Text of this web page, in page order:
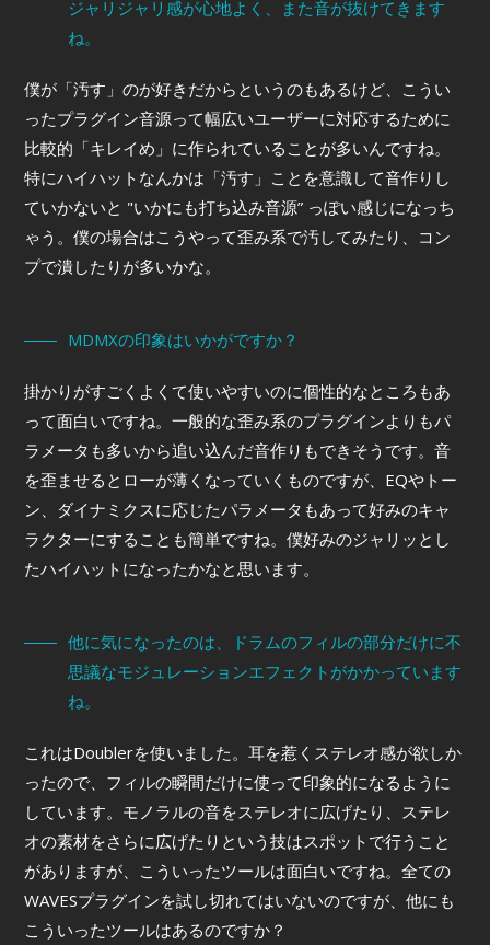
ジャリジャリ感が心地よく、また音が抜けてきます
ね。
僕が「汚す」のが好きだからというのもあるけど、こうい
ったプラグイン音源って幅広いユーザーに対応するために
比較的「キレイめ」に作られていることが多いんですね。
特にハイハットなんかは「汚す」ことを意識して音作りし
ていかないと "いかにも打ち込み音源” っぽい感じになっち
ゃう。僕の場合はこうやって歪み系で汚してみたり、コン
プで潰したりが多いかな。
MDMXの印象はいかがですか？
掛かりがすごくよくて使いやすいのに個性的なところもあ
って面白いですね。一般的な歪み系のプラグインよりもパ
ラメータも多いから追い込んだ音作りもできそうです。音
を歪ませるとローが薄くなっていくものですが、EQやトー
ン、ダイナミクスに応じたパラメータもあって好みのキャ
ラクターにすることも簡単ですね。僕好みのジャリッとし
たハイハットになったかなと思います。
他に気になったのは、ドラムのフィルの部分だけに不
思議なモジュレーションエフェクトがかかっています
ね。
これはDoublerを使いました。耳を惹くステレオ感が欲しか
ったので、フィルの瞬間だけに使って印象的になるように
しています。モノラルの音をステレオに広げたり、ステレ
オの素材をさらに広げたりという技はスポットで行うこと
がありますが、こういったツールは面白いですね。全ての
WAVESプラグインを試し切れてはいないのですが、他にも
こういったツールはあるのですか？